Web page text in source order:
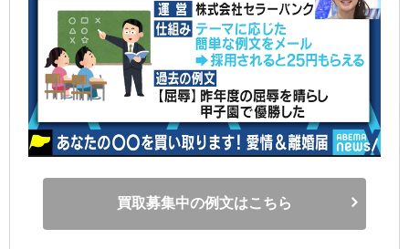
買取募集中の例文はこちら